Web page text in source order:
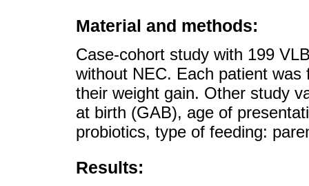
Material and methods:
Case-cohort study with 199
without NEC. Each patient
their weight gain. Other study
at birth (GAB), age of
probiotics, type of feeding:
Results: